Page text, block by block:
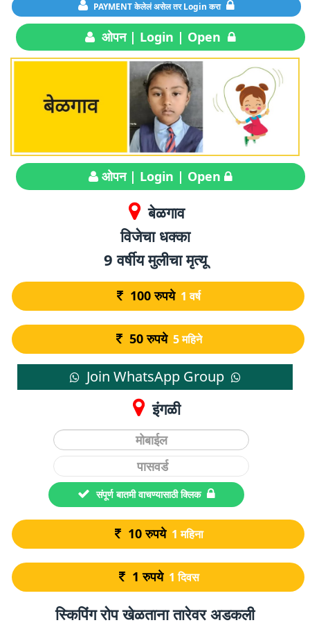
PAYMENT केलेलं असेल तर Login करा
ओपन | Login | Open
ओपन | Login | Open
बेळगाव
विजेचा धक्का
9 वर्षीय मुलीचा मृत्यू
100 रुपये 1 वर्ष
50 रुपये 5 महिने
Join WhatsApp Group
इंगळी
संपूर्ण बातमी वाचण्यासाठी क्लिक
10 रुपये 1 महिना
1 रुपये 1 दिवस
स्किपिंग रोप खेळताना तारेवर अडकली